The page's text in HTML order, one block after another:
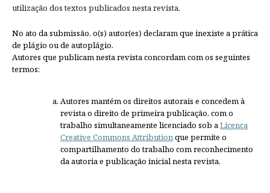
utilização dos textos publicados nesta revista.
No ato da submissão, o(s) autor(es) declaram que inexiste a prática
de plágio ou de autoplágio.
Autores que publicam nesta revista concordam com os seguintes
termos:
Autores mantém os direitos autorais e concedem à
revista o direito de primeira publicação, com o
trabalho simultaneamente licenciado sob aLicença
Creative Commons Attributionque permite o
compartilhamento do trabalho com reconhecimento
da autoria e publicação inicial nesta revista.